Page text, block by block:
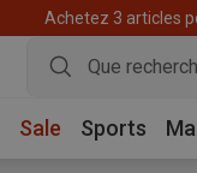
Achetez 3 articles
Sale Sports